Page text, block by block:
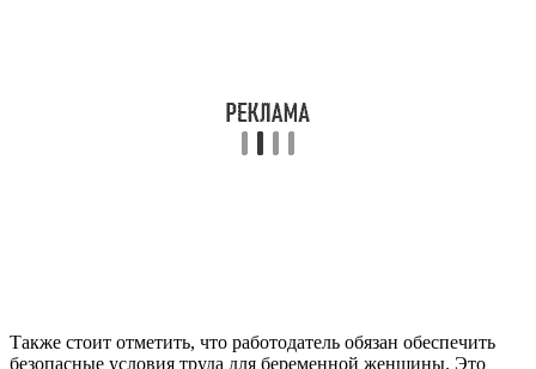
Также стоит отметить, что работодатель обязан обеспечить
безопасные условия труда для беременной женщины. Это